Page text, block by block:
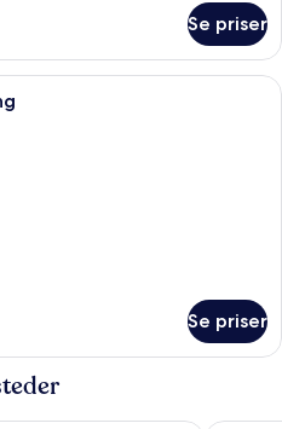
Se priser
Et soveværelse med seng,
Se priser